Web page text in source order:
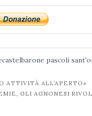
pascoli
ATTIVITÀ ALL’APERTO»
GLI AGNONESI